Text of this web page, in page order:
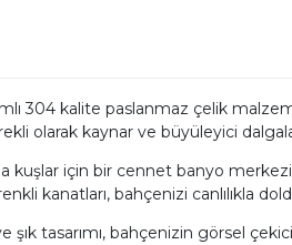
304 kalite paslanmaz çelik
olarak kaynar ve büyüleyici
için bir cennet banyo merkezi
kanatları, bahçenizi canlılıkla
tasarımı, bahçenizin görsel